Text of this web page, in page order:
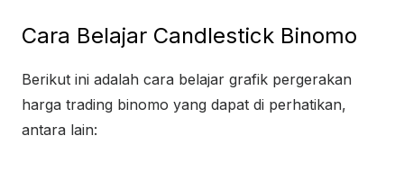
Cara Belajar Candlestick Binomo
Berikut ini adalah cara belajar grafik pergerakan
harga trading binomo yang dapat di perhatikan,
antara lain: